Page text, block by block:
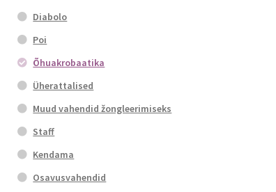
Diabolo
Poi
Õhuakrobaatika
Üherattalised
Muud vahendid žongleerimiseks
Staff
Kendama
Osavusvahendid